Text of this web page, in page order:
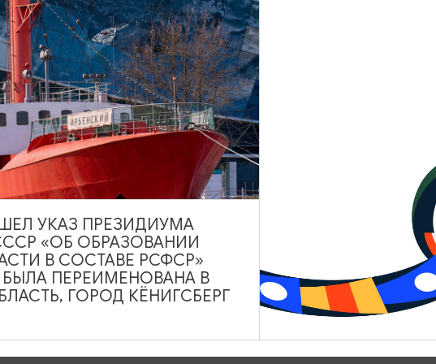
и получить обратную связь по своим портфолио.
по адресу: ул. Гостиная, д. 10-14, пом. 1. Начало в 16:00.
предварительная регистрация по ссылке:
«Эффективная и конкурентная экономика».
«Гостиная» по адресу: ул. Гостиная, д. 10-14, пом. 1,
УКАЗ ПРЕЗИДИУМА
«ОБ ОБРАЗОВАНИИ
В СОСТАВЕ РСФСР»
ПЕРЕИМЕНОВАНА В
ГОРОД КЁНИГСБЕРГ